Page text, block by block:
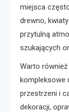
miejsca
drewno,
przytulną
szukających
Warto
kompleksowe
przestrzeni i
dekoracji,